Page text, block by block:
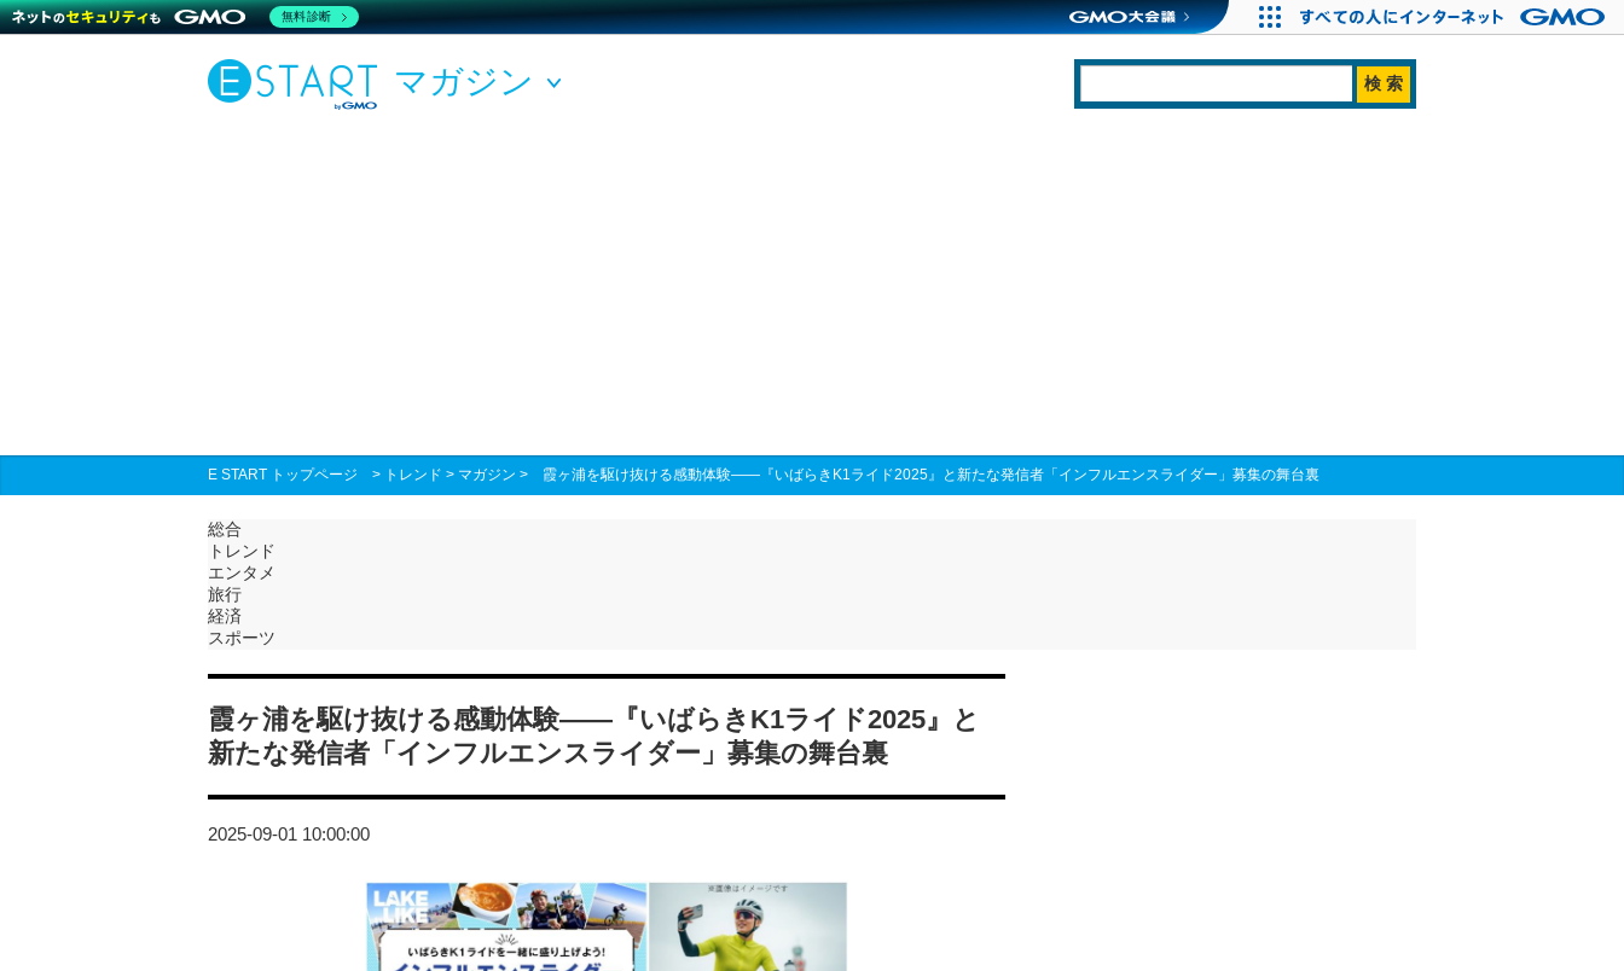
マガジン
E START トップページ > トレンド > マガジン > 霞ヶ浦を駆け抜ける感動体験――『いばらきK1ライド2025』と新たな発信者「インフルエンスライダー」募集の舞台裏
総合
トレンド
エンタメ
旅行
経済
スポーツ
霞ヶ浦を駆け抜ける感動体験――『いばらきK1ライド2025』と
新たな発信者「インフルエンスライダー」募集の舞台裏
2025-09-01 10:00:00
無料診断